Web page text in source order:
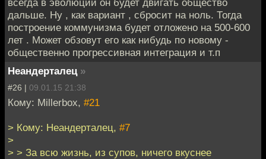
дальше. Ну , как вариант , сбросит на ноль. Тогда
построение коммунизма будет отложено на 500-600
лет . Может обзовут его как нибудь по новому -
общественно прогрессивная интеграция и т.п
Неандерталец »
#26 | 09.01.15 21:38
Кому: Millerbox, #21
> Кому: Неандерталец, #7
>
> > За всю жизнь, из супов, ничего вкуснее